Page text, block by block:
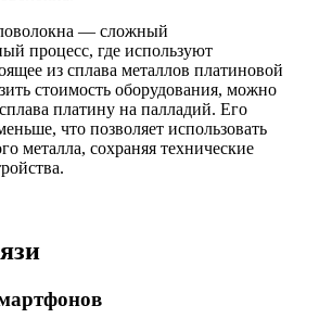
— сложный
процесс, где используют
из сплава металлов платиновой
стоимость оборудования, можно
платину на палладий. Его
что позволяет использовать
металла, сохраняя технические